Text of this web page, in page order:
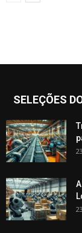
SELEÇÕES